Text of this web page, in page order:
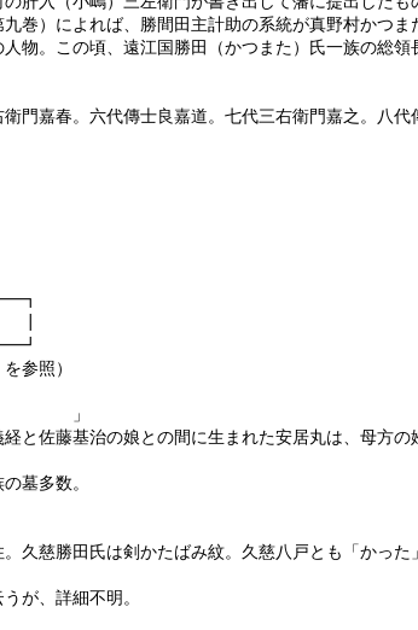
）によれば、勝間田主計助の系統が真野村かつま
。この頃、遠江国勝田（かつまた）氏一族の総領
嘉春。六代傳士良嘉道。七代三右衛門嘉之。八代
┃
参照）
」
と佐藤基治の娘との間に生まれた安居丸は、母方の
墓多数。
慈勝田氏は剣かたばみ紋。久慈八戸とも「かった
が、詳細不明。